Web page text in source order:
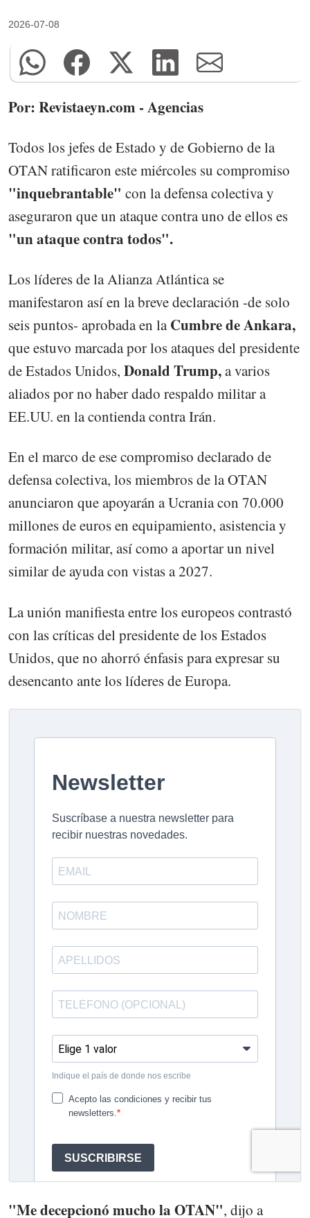
2026-07-08
Por: Revistaeyn.com - Agencias
Todos los jefes de Estado y de Gobierno de la
OTAN ratificaron este miércoles su compromiso
"inquebrantable" con la defensa colectiva y
aseguraron que un ataque contra uno de ellos es
"un ataque contra todos".
Los líderes de la Alianza Atlántica se
manifestaron así en la breve declaración -de solo
seis puntos- aprobada en laCumbre de Ankara,
que estuvo marcada por los ataques del presidente
de Estados Unidos, Donald Trump,a varios
aliados por no haber dado respaldo militar a
EE.UU. en la contienda contra Irán.
En el marco de ese compromiso declarado de
defensa colectiva, los miembros de la OTAN
anunciaron que apoyarán a Ucrania con 70.000
millones de euros en equipamiento, asistencia y
formación militar, así como a aportar un nivel
similar de ayuda con vistas a 2027.
La unión manifiesta entre los europeos contrastó
con las críticas del presidente de los Estados
Unidos, que no ahorró énfasis para expresar su
desencanto ante los líderes de Europa.
"Me decepcionó mucho la OTAN", dijo a